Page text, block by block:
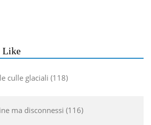
Like
culle glaciali 118
ma disconnessi 116